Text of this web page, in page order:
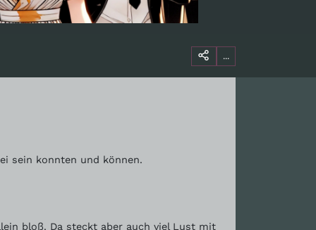
...
sein konnten und können.
bloß. Da steckt aber auch viel Lust mit